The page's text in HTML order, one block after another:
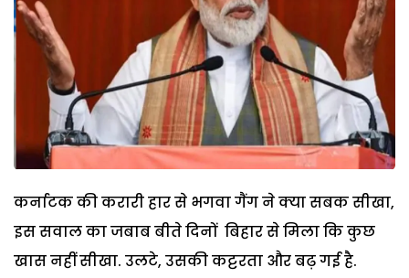
कर्नाटक की करारी हार से भगवा गैंग ने क्या सबक सीखा,
इस सवाल का जबाब बीते दिनों बिहार से मिला कि कुछ
खास नहीं सीखा. उलटे, उसकी कट्टरता और बढ़ गई है.